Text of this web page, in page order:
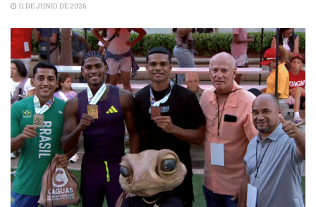
11 DE JUNIO DE 2026